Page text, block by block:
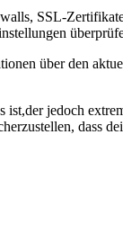
SSL-
über den
jedoch⁤
dass